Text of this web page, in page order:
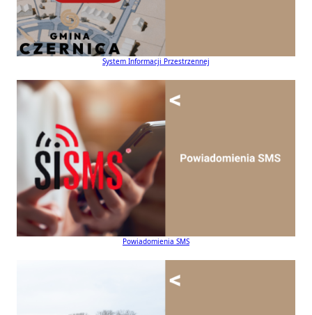
System Informacji Przestrzennej
Powiadomienia SMS